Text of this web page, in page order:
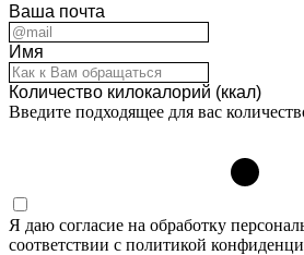
Ваша почта
Имя
Количество килокалорий (ккал)
Введите подходящее для вас
Я даю согласие на обработку
соответствии с политикой